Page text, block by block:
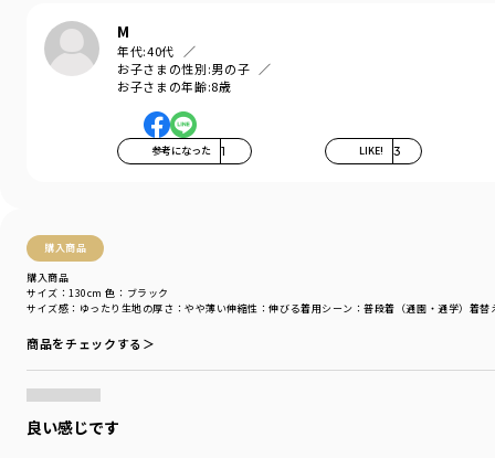
M
年代:40代
お子さまの性別:男の子
お子さまの年齢:8歳
参考になった 1 LIKE! 3
購入商品
購入商品
サイズ感 ：ゆったり 生地の厚さ ：やや薄い伸縮性 ：伸びる着用シーン ：普段着（通園・通学） 着替
サイズ：130cm 色：ブラック
商品をチェックする＞
良い感じです